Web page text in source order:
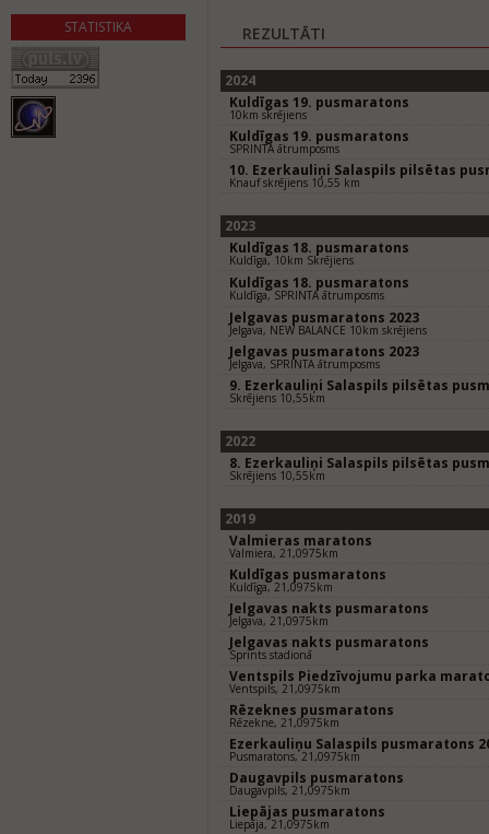
STATISTIKA REZULTĀTI
2024
Kuldīgas 19. pusmaratons
10km skrējiens
Kuldīgas 19. pusmaratons
SPRINTA ātrumposms
10. Ezerkauliņi Salaspils pilsētas
Knauf skrējiens 10,55 km
2023
Kuldīgas 18. pusmaratons
Kuldīga, 10km Skrējiens
Kuldīgas 18. pusmaratons
Kuldīga, SPRINTA ātrumposms
Jelgavas pusmaratons 2023
Jelgava, NEW BALANCE 10km skrējiens
Jelgavas pusmaratons 2023
Jelgava, SPRINTA ātrumposms
9. Ezerkauliņi Salaspils pilsētas
Skrējiens 10,55km
2022
8. Ezerkauliņi Salaspils pilsētas
Skrējiens 10,55km
2019
Valmieras maratons
Valmiera, 21,0975km
Kuldīgas pusmaratons
Kuldīga, 21,0975km
Jelgavas nakts pusmaratons
Jelgava, 21,0975km
Jelgavas nakts pusmaratons
Sprints stadionā
Ventspils Piedzīvojumu parka
Ventspils, 21,0975km
Rēzeknes pusmaratons
Rēzekne, 21,0975km
Ezerkauliņu Salaspils pusmaratons
Pusmaratons, 21,0975km
Daugavpils pusmaratons
Daugavpils, 21,0975km
Liepājas pusmaratons
Liepāja, 21,0975km